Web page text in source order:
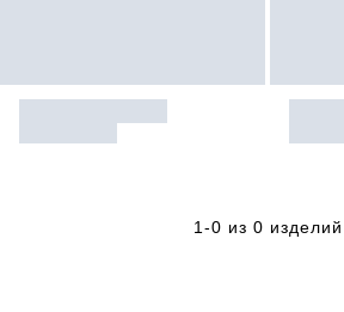
1-0 из 0 изделий